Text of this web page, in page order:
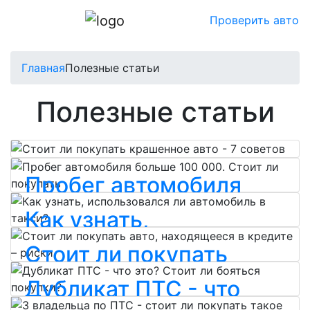
Проверить авто
ГлавнаяПолезные статьи
Полезные статьи
Стоит ли покупать
крашенное авто - 7
советов
06.12.2019 14:07
Открыть статью
Пробег автомобиля
больше 100 000. Стоит
ли покупать
06.12.2019 14:07
Открыть статью
Как узнать,
использовался ли
автомобиль в такси?
06.12.2019 14:07
Стоит ли покупать
авто, находящееся в
Дубликат ПТС - что